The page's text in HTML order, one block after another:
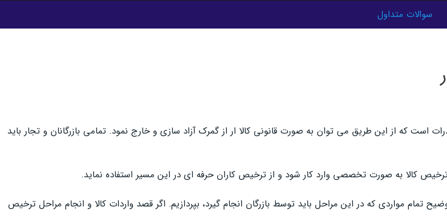
سوالات متداول
است که از این طریق می توان به صورت قانونی کالا ار از گمرک آزاد سازی و خارج نمود. تمامی بازرگانان و تجار باید
کالا به صورت تخصصی وارد کار شود و از ترخیص کاران حرفه ای در این مسیر استفاده نماید.
تمام مواردی که در این مراحل باید توسط بازرگان انجام گیرد، بپردازیم. اگر قصد واردات کالا و انجام مراحل ترخیص